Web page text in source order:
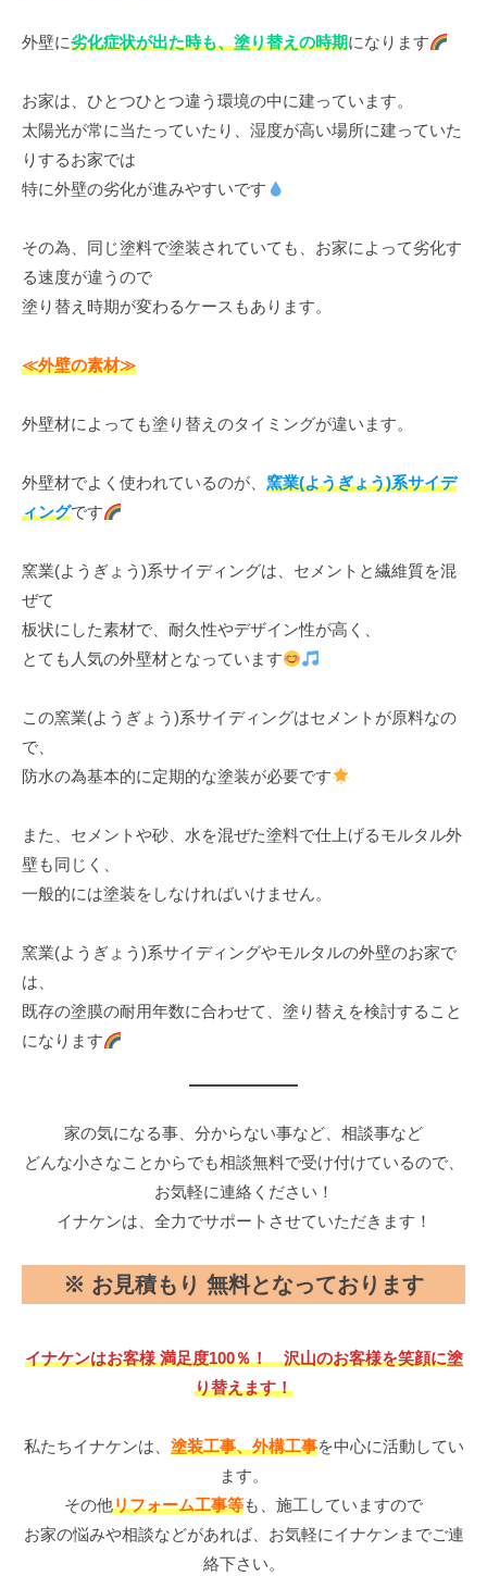
外壁に劣化症状が出た時も、塗り替えの時期になります
お家は、ひとつひとつ違う環境の中に建っています。
太陽光が常に当たっていたり、湿度が高い場所に建っていた
りするお家では
特に外壁の劣化が進みやすいです
その為、同じ塗料で塗装されていても、お家によって劣化す
る速度が違うので
塗り替え時期が変わるケースもあります。
≪外壁の素材≫
外壁材によっても塗り替えのタイミングが違います。
外壁材でよく使われているのが、 窯業(ようぎょう)系サイデ
ィングです
窯業(ようぎょう)系サイディングは、セメントと繊維質を混
ぜて
板状にした素材で、耐久性やデザイン性が高く、
とても人気の外壁材となっています
この窯業(ようぎょう)系サイディングはセメントが原料なの
で、
防水の為基本的に定期的な塗装が必要です
また、セメントや砂、水を混ぜた塗料で仕上げるモルタル外
壁も同じく、
一般的には塗装をしなければいけません。
窯業(ようぎょう)系サイディングやモルタルの外壁のお家で
は、
既存の塗膜の耐用年数に合わせて、塗り替えを検討すること
になります
家の気になる事、分からない事など、相談事など
どんな小さなことからでも相談無料で受け付けているので、
お気軽に連絡ください！
イナケンは、全力でサポートさせていただきます！
※ お見積もり 無料となっております
イナケンはお客様 満足度100％！ 沢山のお客様を笑顔に塗
り替えます！
私たちイナケンは、 塗装工事、外構工事を中心に活動してい
ます。
その他リフォーム工事等も、施工していますので
お家の悩みや相談などがあれば、お気軽にイナケンまでご連
絡下さい。